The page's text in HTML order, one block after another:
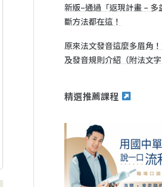
新版–通過「返現計畫 – 多
斷方法都在這！
原來法文發音這麼多眉角
及發音規則介紹（附法文字
精選推薦課程